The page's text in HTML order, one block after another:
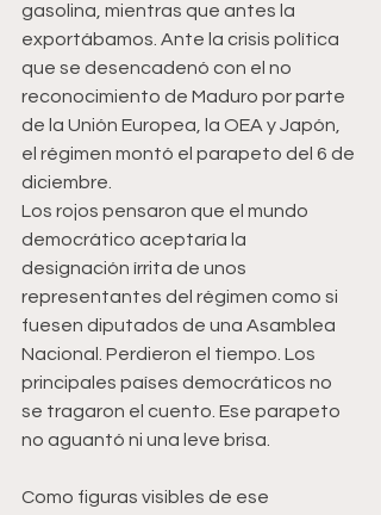
gasolina, mientras que antes la
exportábamos. Ante la crisis política
que se desencadenó con el no
reconocimiento de Maduro por parte
de la Unión Europea, la OEA y Japón,
el régimen montó el parapeto del 6 de
diciembre.
Los rojos pensaron que el mundo
democrático aceptaría la
designación írrita de unos
representantes del régimen como si
fuesen diputados de una Asamblea
Nacional. Perdieron el tiempo. Los
principales países democráticos no
se tragaron el cuento. Ese parapeto
no aguantó ni una leve brisa.
Como figuras visibles de ese